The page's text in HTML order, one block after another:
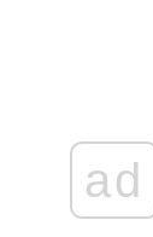
ad